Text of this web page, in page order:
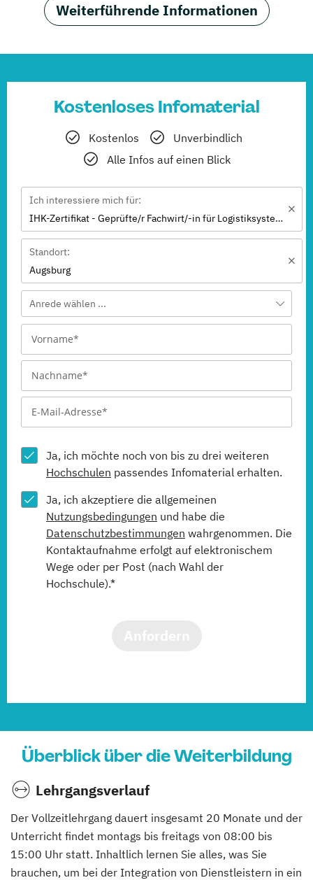
Weiterführende Informationen
Kostenloses Infomaterial
Kostenlos
Unverbindlich
Alle Infos auf einen Blick
Ich interessiere mich für:
IHK-Zertifikat - Geprüfte/r Fachwirt/-in für Logistiksysteme
Standort:
Augsburg
Anrede wählen ...
Ja, ich möchte noch von bis zu drei weiteren
Hochschulen passendes Infomaterial erhalten.
Ja, ich akzeptiere die allgemeinen
Nutzungsbedingungen und habe die
Datenschutzbestimmungen wahrgenommen. Die
Kontaktaufnahme erfolgt auf elektronischem
Wege oder per Post (nach Wahl der
Hochschule).*
Überblick über die Weiterbildung
Lehrgangsverlauf
Der Vollzeitlehrgang dauert insgesamt 20 Monate und der
Unterricht findet montags bis freitags von 08:00 bis
15:00 Uhr statt. Inhaltlich lernen Sie alles, was Sie
brauchen, um bei der Integration von Dienstleistern in ein